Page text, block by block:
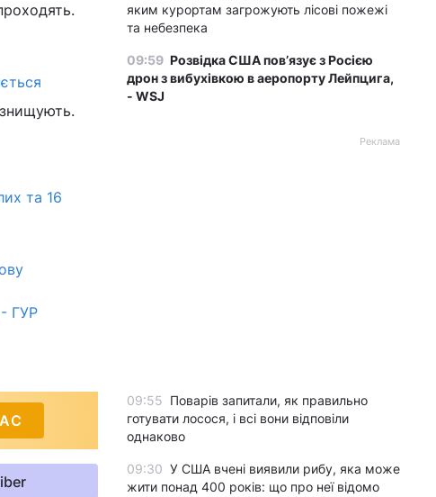
та 16
- ГУР
яким курортам загрожують лісові пожежі
та небезпека
09:59 Розвідка США пов’язує з Росією
дрон з вибухівкою в аеропорту Лейпцига,
- WSJ
Реклама
09:55 Поварів запитали, як правильно
готувати лосося, і всі вони відповіли
однаково
09:30 У США вчені виявили рибу, яка може
жити понад 400 років: що про неї відомо